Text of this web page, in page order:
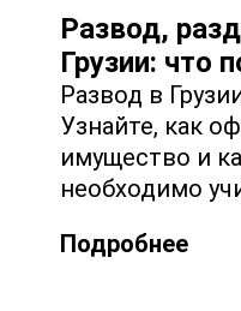
Развод,
Грузии: что
Развод в
Узнайте, как
имущество и
необходимо
Подробнее